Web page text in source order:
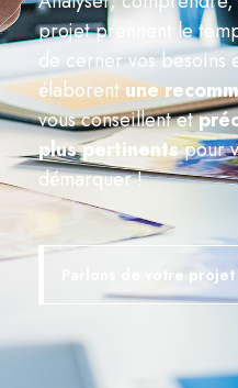
projet prennent le
de cerner vos besoins
élaborentune
vous conseillent et
plus pertinentspour
démarquer !
Parlons de votre projet